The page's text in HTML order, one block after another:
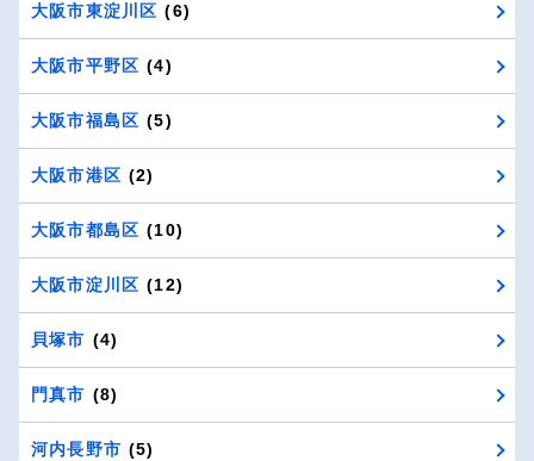
大阪市東淀川区 (6)
大阪市平野区 (4)
大阪市福島区 (5)
大阪市港区 (2)
大阪市都島区 (10)
大阪市淀川区 (12)
貝塚市 (4)
門真市 (8)
河内長野市 (5)